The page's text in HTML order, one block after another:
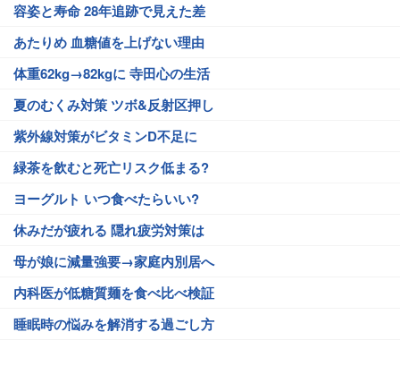
容姿と寿命 28年追跡で見えた差
あたりめ 血糖値を上げない理由
体重62kg→82kgに 寺田心の生活
夏のむくみ対策 ツボ&反射区押し
紫外線対策がビタミンD不足に
緑茶を飲むと死亡リスク低まる?
ヨーグルト いつ食べたらいい?
休みだが疲れる 隠れ疲労対策は
母が娘に減量強要→家庭内別居へ
内科医が低糖質麺を食べ比べ検証
睡眠時の悩みを解消する過ごし方